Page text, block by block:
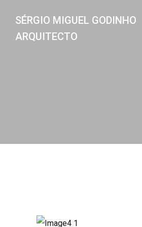
SÉRGIO MIGUEL GODINHO
ARQUITECTO